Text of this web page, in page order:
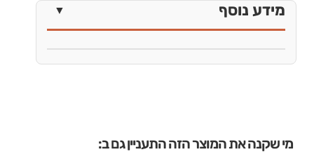
מי שקנה את המוצר הזה התעניין גם ב:
מידע נוסף